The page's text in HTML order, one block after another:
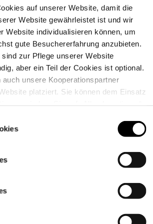
auf unserer Website, damit die
Website gewährleistet ist und wir
Website individualisieren können, um
gute Besuchererfahrung anzubieten.
zur Pflege unserer Website
aber ein Teil der Cookies ist optional.
auch unsere Kooperationspartner
platziert. Sie können dem Einsatz
Einstellungen